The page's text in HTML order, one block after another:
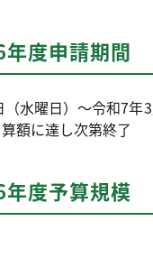
年度申請期間
水曜日）～令和7年3
額に達し次第終了
年度予算規模